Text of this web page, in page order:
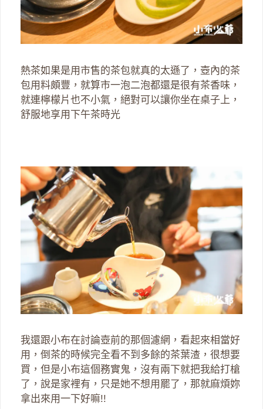
熱茶如果是用市售的茶包就真的太遜了，壺內的茶
包用料頗豐，就算市一泡二泡都還是很有茶香味，
就連檸檬片也不小氣，絕對可以讓你坐在桌子上，
舒服地享用下午茶時光
我還跟小布在討論壺前的那個濾網，看起來相當好
用，倒茶的時候完全看不到多餘的茶葉渣，很想要
買，但是小布這個務實鬼，沒有兩下就把我給打槍
了，說是家裡有，只是她不想用罷了，那就麻煩妳
拿出來用一下好嘛!!